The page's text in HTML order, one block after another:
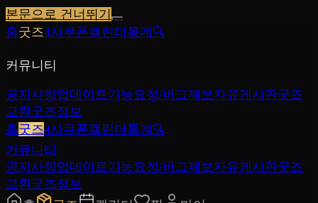
본문으로 건너뛰기
홈굿즈4사쿠폰캘린더 통계 🔍
커뮤니티
공지사항업데이트기능요청/버그제보자유게시판굿즈
교환굿즈정보
홈굿즈4사쿠폰캘린더 통계 🔍
커뮤니티
공지사항업데이트기능요청/버그제보자유게시판굿즈
교환굿즈정보